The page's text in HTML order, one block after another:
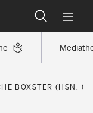
BOXSTER (HSN: